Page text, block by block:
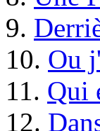
9.
10. Ou
11. Qui
12.